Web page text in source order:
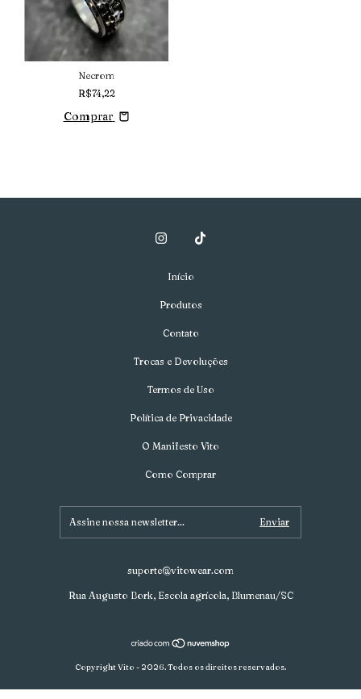
Necrom
R$74,22
Comprar
Início
Produtos
Contato
Trocas e Devoluções
Termos de Uso
Política de Privacidade
O Manifesto Vito
Como Comprar
suporte@vitowear.com
Rua Augusto Bork, Escola agrícola, Blumenau/SC
Copyright Vito - 2026. Todos os direitos reservados.